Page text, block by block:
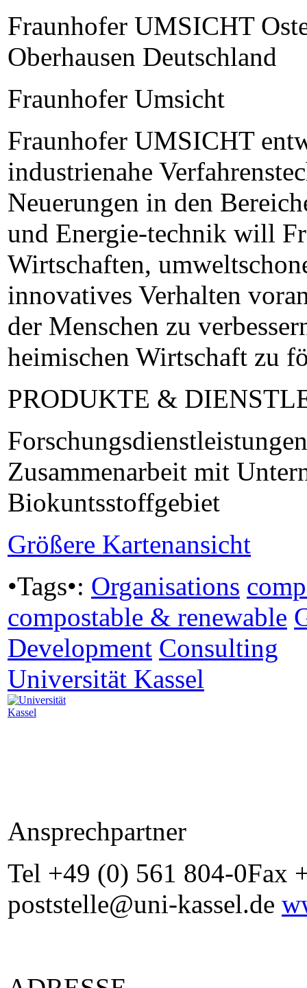
Fraunhofer UMSICHT
Oberhausen Deutschland
Fraunhofer Umsicht
Fraunhofer UMSICHT
industrienahe
Neuerungen in den
und Energie-technik will
Wirtschaften,
innovatives Verhalten
der Menschen zu
heimischen Wirtschaft zu
PRODUKTE &
Zusammenarbeit mit
Biokuntsstoffgebiet
Größere Kartenansicht
•Tags•: Organisations
compostable & renewable
Development Consulting
Universität Kassel
Ansprechpartner
Tel +49 (0) 561 804-0Fax
poststelle@uni-kassel.de